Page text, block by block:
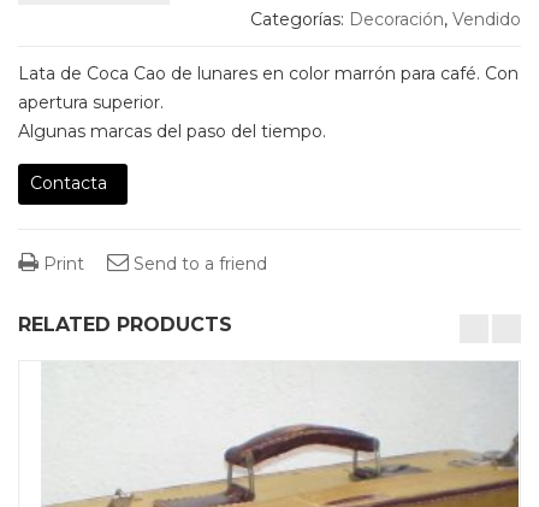
Categorías: Decoración, Vendido
Lata de Coca Cao de lunares en color marrón para café. Con
apertura superior.
Algunas marcas del paso del tiempo.
Contacta
Print Send to a friend
RELATED PRODUCTS